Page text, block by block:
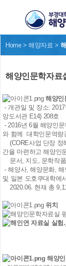
해양인문학자료
Home > 해양자료 >
해양인
- 개관일 및 장소:
앙도서관 E14) 208호
- 2016년 6월 해양인
와 함께 대학인문역량
(CORE사업 단장 정
간을 마련하고 해양인
문서, 지도, 문학작품
- 해양사, 해양문화,
및 일본 도호쿠대학에
2020.06. 현재 총
위치
해양